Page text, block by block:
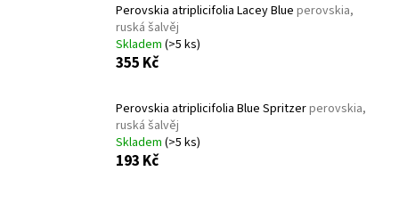
Perovskia atriplicifolia Lacey Blue perovskia,
ruská šalvěj
Skladem (>5 ks)
355 Kč
Perovskia atriplicifolia Blue Spritzerperovskia,
ruská šalvěj
Skladem (>5 ks)
193 Kč
HLEDAT